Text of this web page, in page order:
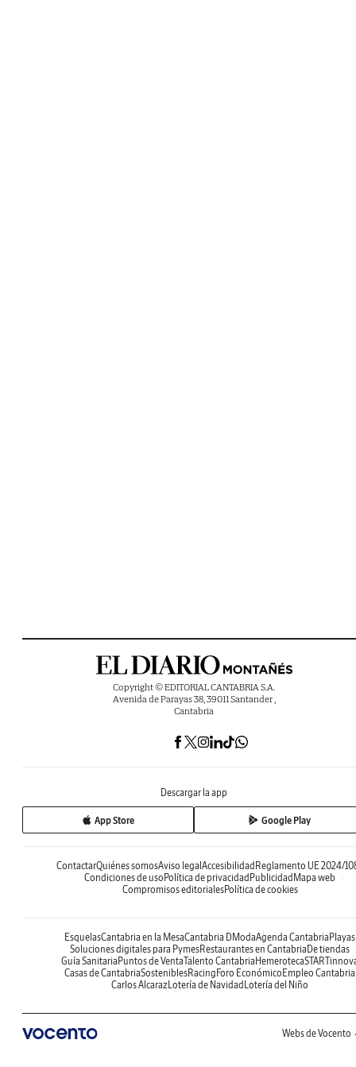
Copyright © EDITORIAL CANTABRIA S.A.
Avenida de Parayas 38, 39011 Santander ,
Cantabria
Descargar la app
App Store Google Play
ContactarQuiénes somosAviso legal Accesibilidad Reglamento UE 2024/
Condiciones de uso Política de privacidad Publicidad Mapa web
Compromisos editorialesPolítica de cookies
EsquelasCantabria en la MesaCantabria DModaAgenda Cantabria Playas
Soluciones digitales para PymesRestaurantes en Cantabria De tiendas
Guía Sanitaria Puntos de VentaTalento Cantabria Hemeroteca
Casas de CantabriaSosteniblesRacing Foro Económico Empleo Cantabria
Carlos AlcarazLotería de Navidad Lotería del Niño
Webs de Vocento